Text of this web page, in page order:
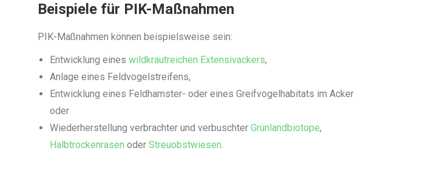
Beispiele für PIK-Maßnahmen
PIK-Maßnahmen können beispielsweise sein:
Entwicklung eines wildkrautreichen Extensivackers,
Anlage eines Feldvogelstreifens,
Entwicklung eines Feldhamster- oder eines Greifvogelhabitats im Acker
oder
Wiederherstellung verbrachter und verbuschter Grünlandbiotope,
Halbtrockenrasen oder Streuobstwiesen.